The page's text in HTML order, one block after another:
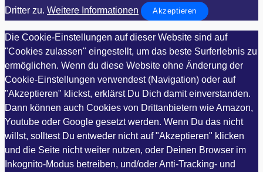
Dritter zu. Weitere Informationen Akzeptieren
Die Cookie-Einstellungen auf dieser Website sind auf
"Cookies zulassen" eingestellt, um das beste Surferlebnis zu
ermöglichen. Wenn du diese Website ohne Änderung der
Cookie-Einstellungen verwendest (Navigation) oder auf
"Akzeptieren" klickst, erklärst Du Dich damit einverstanden.
Dann können auch Cookies von Drittanbietern wie Amazon,
Youtube oder Google gesetzt werden. Wenn Du das nicht
willst, solltest Du entweder nicht auf "Akzeptieren" klicken
und die Seite nicht weiter nutzen, oder Deinen Browser im
Inkognito-Modus betreiben, und/oder Anti-Tracking- und